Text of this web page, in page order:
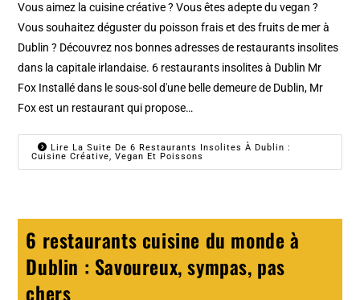
Vous aimez la cuisine créative ? Vous êtes adepte du vegan ?
Vous souhaitez déguster du poisson frais et des fruits de mer à
Dublin ? Découvrez nos bonnes adresses de restaurants insolites
dans la capitale irlandaise. 6 restaurants insolites à Dublin Mr
Fox Installé dans le sous-sol d'une belle demeure de Dublin, Mr
Fox est un restaurant qui propose…
Lire La Suite De 6 Restaurants Insolites À Dublin :
Cuisine Créative, Vegan Et Poissons
6 restaurants cuisine du monde à
Dublin : Savoureux, sympas, pas
chers